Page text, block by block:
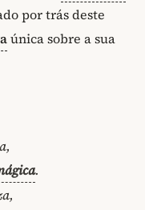
por trás deste
única sobre a sua
.